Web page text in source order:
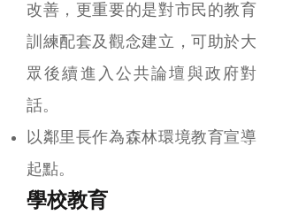
改善，更重要的是對市民的教育
訓練配套及觀念建立，可助於大
眾後續進入公共論壇與政府對
話。
以鄰里長作為森林環境教育宣導
起點。
學校教育